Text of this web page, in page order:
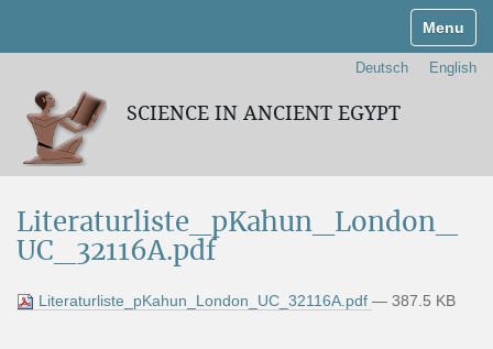
Deutsch English
SCIENCE IN ANCIENT EGYPT
Literaturliste_pKahun_London_
UC_32116A.pdf
Literaturliste_pKahun_London_UC_32116A.pdf — 387.5 KB